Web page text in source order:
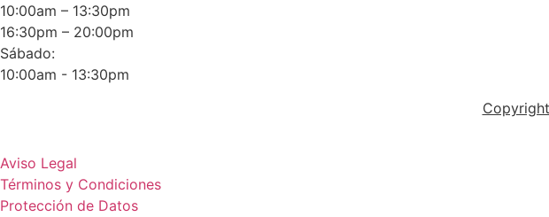
10:00am – 13:30pm
16:30pm – 20:00pm
Sábado:
10:00am - 13:30pm
Aviso Legal
Términos y Condiciones
Protección de Datos